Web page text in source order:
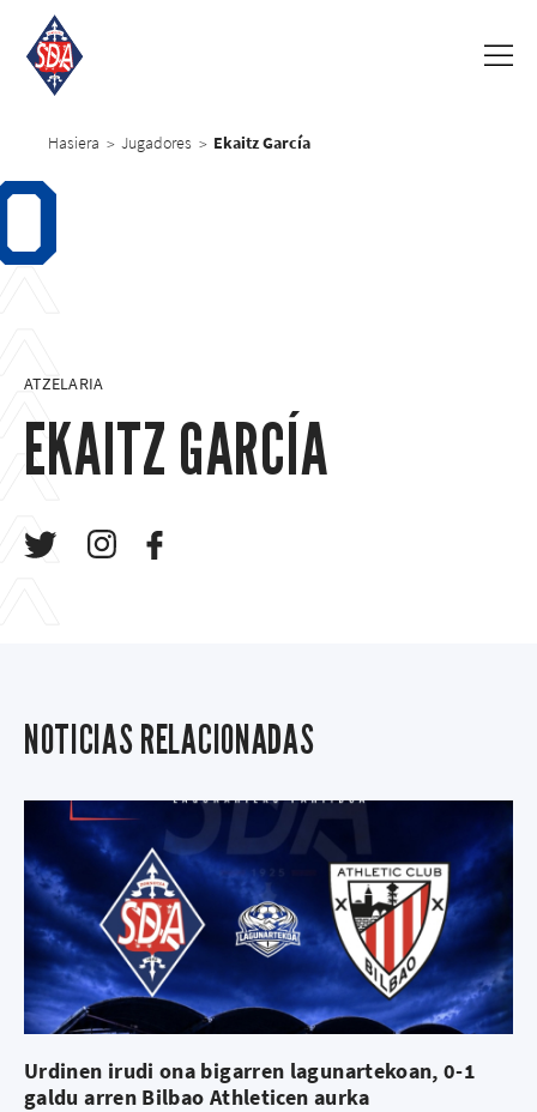
Hasiera > Jugadores > Ekaitz García
ATZELARIA
EKAITZ GARCÍA
NOTICIAS RELACIONADAS
Urdinen irudi ona bigarren lagunartekoan, 0-1
galdu arren Bilbao Athleticen aurka